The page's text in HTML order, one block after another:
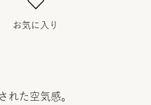
お気に入り
れた空気感。